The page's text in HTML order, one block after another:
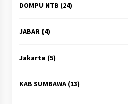
DOMPU NTB (24)
JABAR(4)
Jakarta (5)
KAB SUMBAWA(13)